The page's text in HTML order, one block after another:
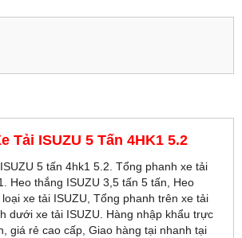
Tải ISUZU 5 Tấn 4HK1 5.2
5 tấn 4hk1 5.2. Tổng phanh xe tải
Heo thắng ISUZU 3,5 tấn 5 tấn, Heo
xe tải ISUZU, Tổng phanh trên xe tải
dưới xe tải ISUZU. Hàng nhập khẩu trực
giá rẻ cao cấp, Giao hàng tại nhanh tại